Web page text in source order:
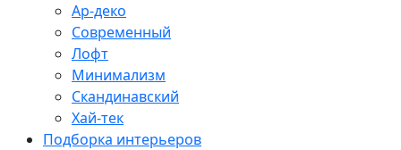
Ар-деко
Современный
Лофт
Минимализм
Скандинавский
Хай-тек
Подборка интерьеров